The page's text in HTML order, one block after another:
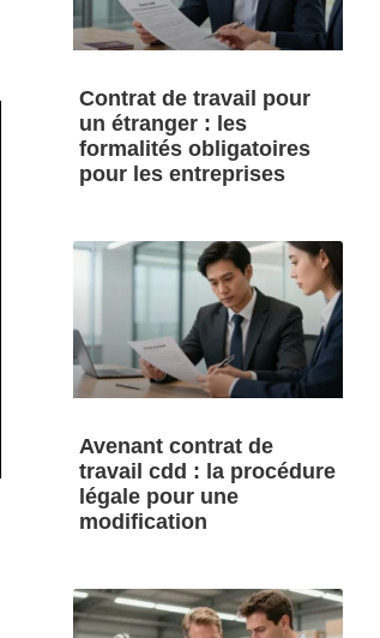
Contrat de travail pour
un étranger : les
formalités obligatoires
pour les entreprises
Avenant contrat de
travail cdd : la procédure
légale pour une
modification